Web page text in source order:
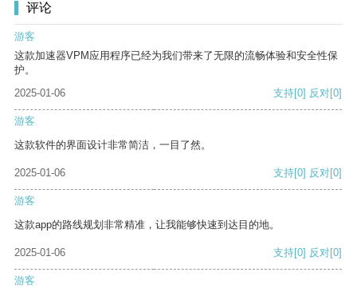
评论
游客
这款加速器VPM应用程序已经为我们带来了无限的流畅体验和安全性保
护。
2025-01-06
支持[0] 反对[0]
游客
这款软件的界面设计非常简洁，一目了然。
2025-01-06 支持[0] 反对[0]
游客
这款app的路线规划非常精准，让我能够快速到达目的地。
2025-01-06 支持[0] 反对[0]
游客